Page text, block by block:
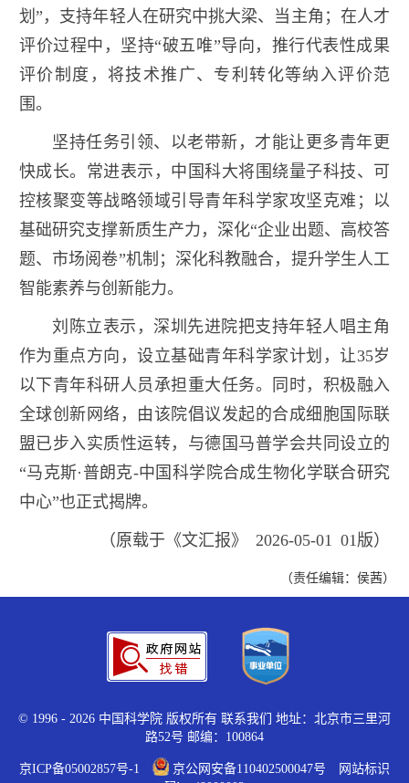
划”，支持年轻人在研究中挑大梁、当主角；在人才
评价过程中，坚持“破五唯”导向，推行代表性成果
评价制度，将技术推广、专利转化等纳入评价范
围。
坚持任务引领、以老带新，才能让更多青年更
快成长。常进表示，中国科大将围绕量子科技、可
控核聚变等战略领域引导青年科学家攻坚克难；以
基础研究支撑新质生产力，深化“企业出题、高校答
题、市场阅卷”机制；深化科教融合，提升学生人工
智能素养与创新能力。
刘陈立表示，深圳先进院把支持年轻人唱主角
作为重点方向，设立基础青年科学家计划，让35岁
以下青年科研人员承担重大任务。同时，积极融入
全球创新网络，由该院倡议发起的合成细胞国际联
盟已步入实质性运转，与德国马普学会共同设立的
“马克斯·普朗克-中国科学院合成生物化学联合研究
中心”也正式揭牌。
（原载于《文汇报》 2026-05-01 01版）
（责任编辑：侯茜）
© 1996 - 2026 中国科学院 版权所有 联系我们
地址：北京市三里河
路52号 邮编：100864
京ICP备05002857号-1
京公网安备110402500047号 网站标识